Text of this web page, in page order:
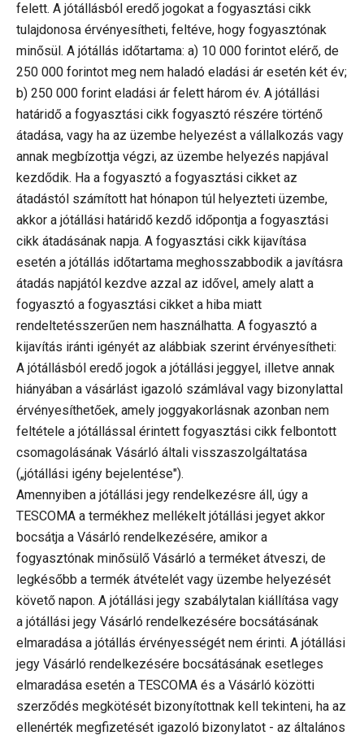
felett. A jótállásból eredő jogokat a fogyasztási cikk
tulajdonosa érvényesítheti, feltéve, hogy fogyasztónak
minősül. A jótállás időtartama: a) 10 000 forintot elérő, de
250 000 forintot meg nem haladó eladási ár esetén két év;
b) 250 000 forint eladási ár felett három év. A jótállási
határidő a fogyasztási cikk fogyasztó részére történő
átadása, vagy ha az üzembe helyezést a vállalkozás vagy
annak megbízottja végzi, az üzembe helyezés napjával
kezdődik. Ha a fogyasztó a fogyasztási cikket az
átadástól számított hat hónapon túl helyezteti üzembe,
akkor a jótállási határidő kezdő időpontja a fogyasztási
cikk átadásának napja. A fogyasztási cikk kijavítása
esetén a jótállás időtartama meghosszabbodik a javításra
átadás napjától kezdve azzal az idővel, amely alatt a
fogyasztó a fogyasztási cikket a hiba miatt
rendeltetésszerűen nem használhatta. A fogyasztó a
kijavítás iránti igényét az alábbiak szerint érvényesítheti:
A jótállásból eredő jogok a jótállási jeggyel, illetve annak
hiányában a vásárlást igazoló számlával vagy bizonylattal
érvényesíthetőek, amely joggyakorlásnak azonban nem
feltétele a jótállással érintett fogyasztási cikk felbontott
csomagolásának Vásárló általi visszaszolgáltatása
(„jótállási igény bejelentése").
Amennyiben a jótállási jegy rendelkezésre áll, úgy a
TESCOMA a termékhez mellékelt jótállási jegyet akkor
bocsátja a Vásárló rendelkezésére, amikor a
fogyasztónak minősülő Vásárló a terméket átveszi, de
legkésőbb a termék átvételét vagy üzembe helyezését
követő napon. A jótállási jegy szabálytalan kiállítása vagy
a jótállási jegy Vásárló rendelkezésére bocsátásának
elmaradása a jótállás érvényességét nem érinti. A jótállási
jegy Vásárló rendelkezésére bocsátásának esetleges
elmaradása esetén a TESCOMA és a Vásárló közötti
szerződés megkötését bizonyítottnak kell tekinteni, ha az
ellenérték megfizetését igazoló bizonylatot - az általános